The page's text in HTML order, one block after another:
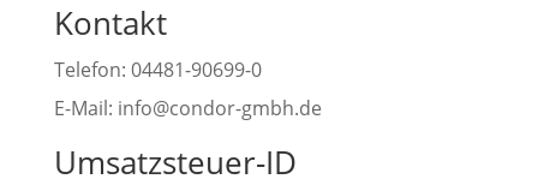
Kontakt
Telefon: 04481-90699-0
E-Mail: info@condor-gmbh.de
Umsatzsteuer-ID